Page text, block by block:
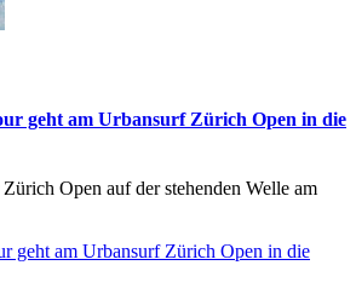
geht am Urbansurf Zürich Open in die
Open auf der stehenden Welle am
geht am Urbansurf Zürich Open in die